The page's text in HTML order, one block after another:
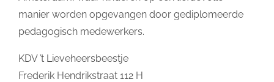
manier worden opgevangen door gediplomeerde
pedagogisch medewerkers.
KDV ’t Lieveheersbeestje
Frederik Hendrikstraat 112 H